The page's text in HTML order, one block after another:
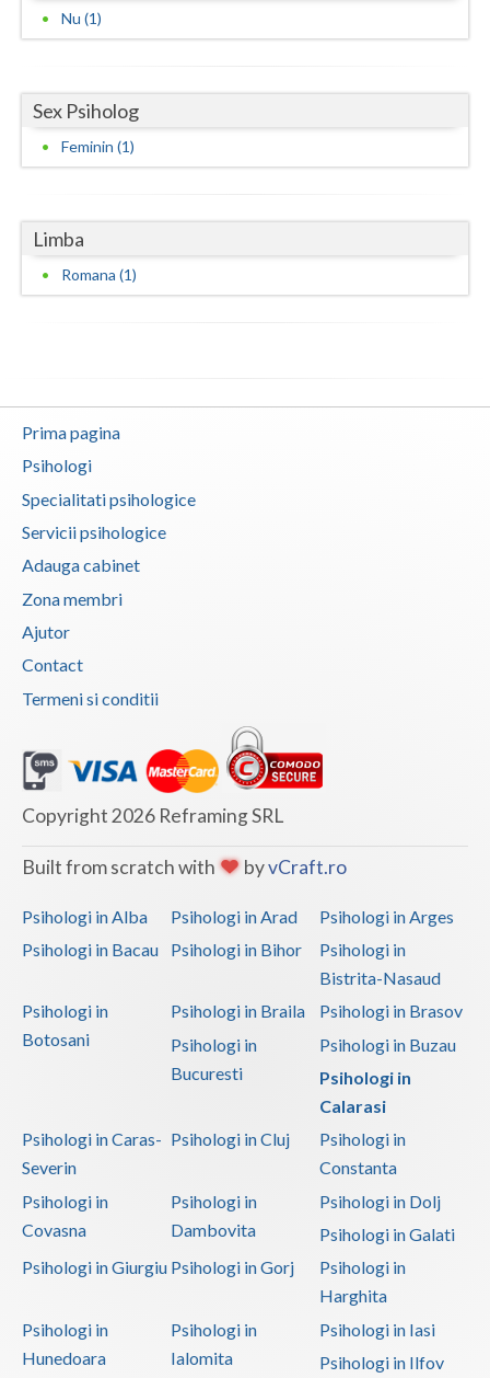
Satu-Mare
Sibiu
Teleorman
Timis
Vaslui
Vrancea
Nu (1)
Sex Psiholog
Feminin (1)
Limba
Romana (1)
Prima pagina
Psihologi
Specialitati psihologice
Servicii psihologice
Adauga cabinet
Zona membri
Ajutor
Contact
Termeni si conditii
Copyright 2026 Reframing SRL
Built from scratch with byvCraft.ro
Psihologi in Alba Psihologi in Arad
Psihologi in Arges
Psihologi in Bacau
Psihologi in Bihor
Psihologi in
Bistrita-Nasaud
Psihologi in
Botosani
Psihologi in Braila
Psihologi in Brasov
Psihologi in
Bucuresti
Psihologi in Buzau
Psihologi in
Calarasi
Psihologi in Caras-
Severin
Psihologi in Cluj
Psihologi in
Constanta
Psihologi in
Covasna
Psihologi in
Dambovita
Psihologi in Dolj
Psihologi in Galati
Psihologi in Giurgiu Psihologi in Gorj
Psihologi in
Harghita
Psihologi in
Hunedoara
Psihologi in
Ialomita
Psihologi in Iasi
Psihologi in Ilfov